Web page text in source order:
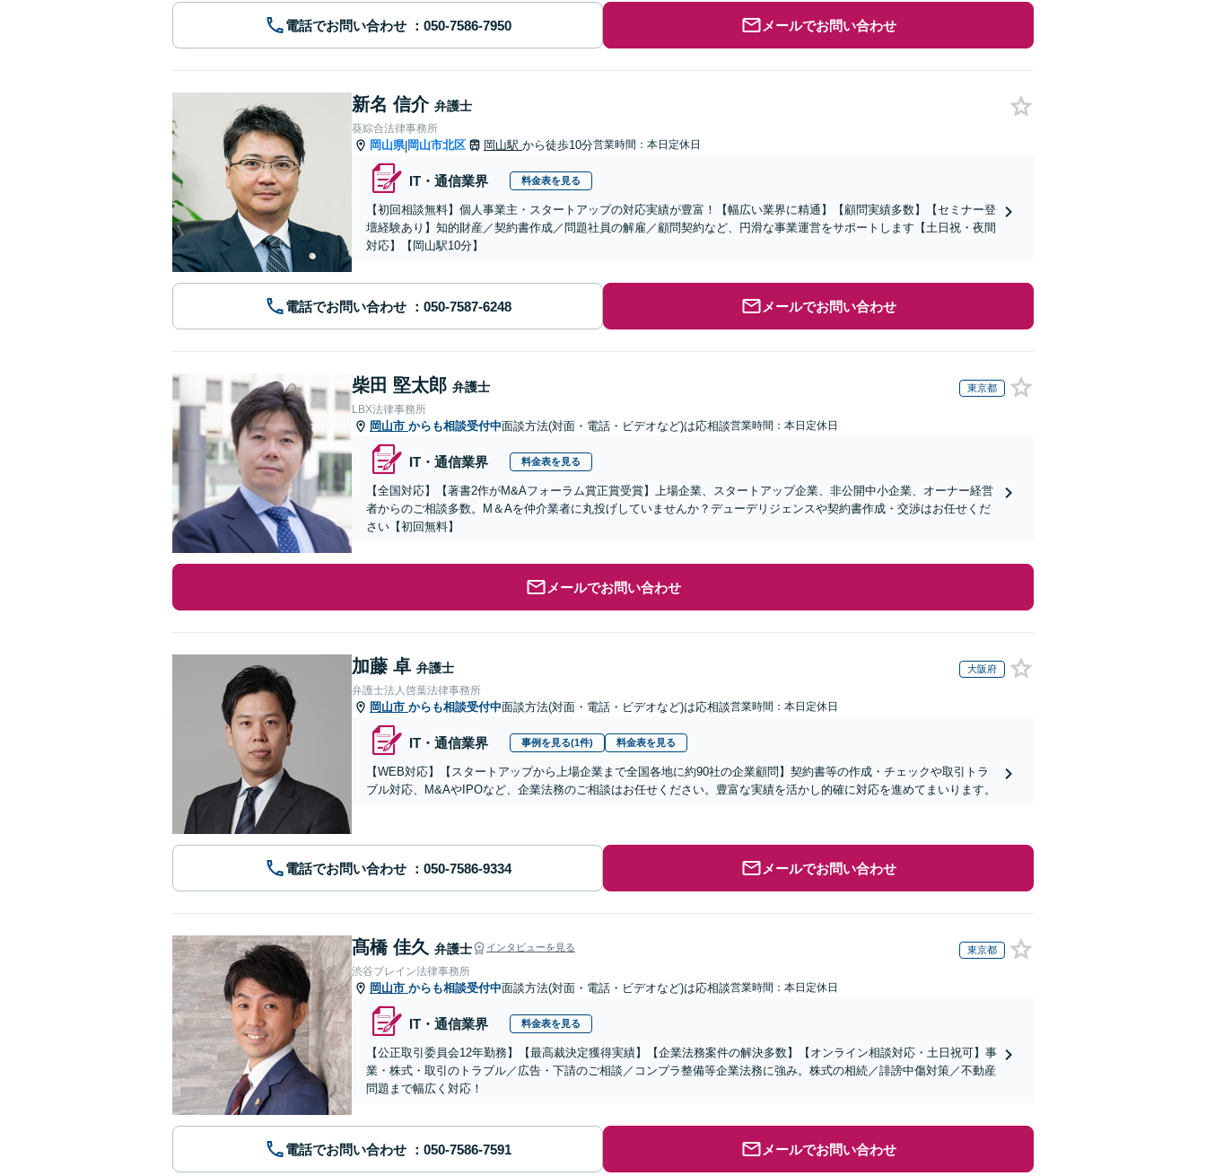
電話でお問い合わせ メールでお問い合わせ
新名 信介 弁護士
葵綜合法律事務所
岡山県|岡山市北区 岡山駅 から徒歩10分営業時間：本日定休日
IT・通信業界 料金表を見る
【初回相談無料】個人事業主・スタートアップの対応実績が豊富！【幅広い業界に精通】【顧問実績多数】【セミナー登
壇経験あり】知的財産／契約書作成／問題社員の解雇／顧問契約など、円滑な事業運営をサポートします【土日祝・夜間
対応】【岡山駅10分】
電話でお問い合わせ メールでお問い合わせ
柴田 堅太郎 弁護士 東京都
LBX法律事務所
岡山市 からも相談受付中面談方法(対面・電話・ビデオなど)は応相談営業時間：本日定休日
IT・通信業界 料金表を見る
【全国対応】【著書2作がM&Aフォーラム賞正賞受賞】上場企業、スタートアップ企業、非公開中小企業、オーナー経営
者からのご相談多数。M＆Aを仲介業者に丸投げしていませんか？デューデリジェンスや契約書作成・交渉はお任せくだ
さい【初回無料】
メールでお問い合わせ
加藤 卓 弁護士 大阪府
弁護士法人啓葉法律事務所
岡山市 からも相談受付中面談方法(対面・電話・ビデオなど)は応相談営業時間：本日定休日
IT・通信業界 事例を見る(1件) 料金表を見る
【WEB対応】【スタートアップから上場企業まで全国各地に約90社の企業顧問】契約書等の作成・チェックや取引トラ
ブル対応、M&AやIPOなど、企業法務のご相談はお任せください。豊富な実績を活かし的確に対応を進めてまいります。
電話でお問い合わせ メールでお問い合わせ
髙橋 佳久 弁護士 インタビューを見る 東京都
渋谷ブレイン法律事務所
岡山市 からも相談受付中面談方法(対面・電話・ビデオなど)は応相談営業時間：本日定休日
IT・通信業界 料金表を見る
【公正取引委員会12年勤務】【最高裁決定獲得実績】【企業法務案件の解決多数】【オンライン相談対応・土日祝可】事
業・株式・取引のトラブル／広告・下請のご相談／コンプラ整備等企業法務に強み。株式の相続／誹謗中傷対策／不動産
問題まで幅広く対応！
電話でお問い合わせ メールでお問い合わせ